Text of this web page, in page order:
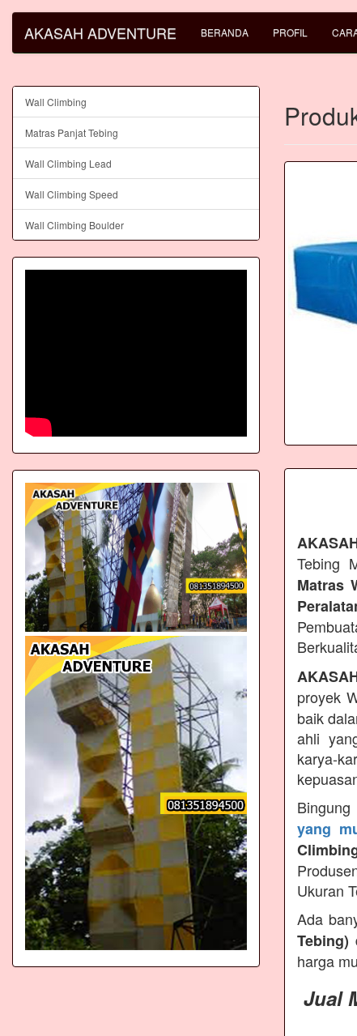
AKASAH ADVENTURE BERANDA PROFIL
Tebing
Matras
proyek
baik
ahli
karya-
yang
Ukuran
Ada
Tebing)
harga
Jual
Wall Climbing
Matras Panjat Tebing
Wall Climbing Lead
Wall Climbing Speed
Wall Climbing Boulder